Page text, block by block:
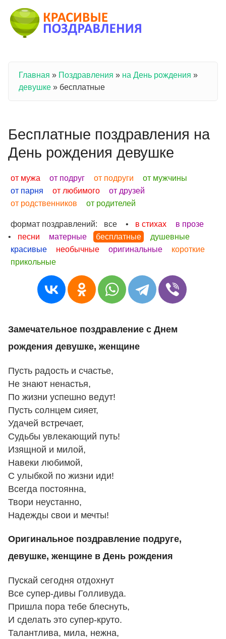
Вы здесь
Главная » Поздравления » на День рождения »
девушке » бесплатные
Бесплатные поздравления на
День рождения девушке
от мужа от подруг от подруги
от мужчины
от парня
от любимого
от друзей
от родственников
от родителей
формат поздравлений: все • в стихах
в прозе
•
песни матерные бесплатные
душевные
красивые
необычные оригинальные
короткие
прикольные
Замечательное поздравление с Днем
рождения девушке, женщине
Пусть радость и счастье,
Не знают ненастья,
По жизни успешно ведут!
Пусть солнцем сияет,
Удачей встречает,
Судьбы увлекающий путь!
Изящной и милой,
Навеки любимой,
С улыбкой по жизни иди!
Всегда постоянна,
Твори неустанно,
Надежды свои и мечты!
Оригинальное поздравление подруге,
девушке, женщине в День рождения
Пускай сегодня отдохнут
Все супер-дивы Голливуда.
Пришла пора тебе блеснуть,
И сделать это супер-круто.
Талантлива, мила, нежна,